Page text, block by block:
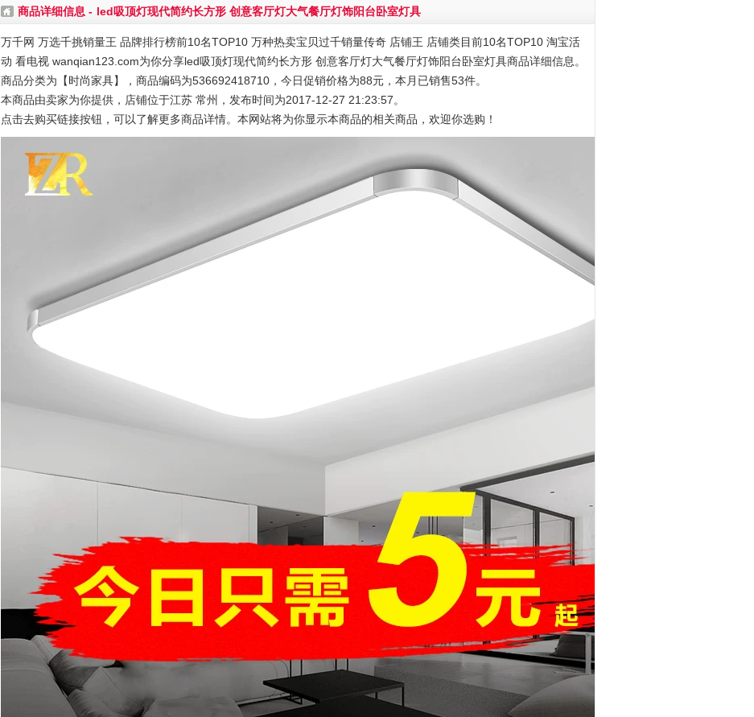
商品详细信息 - led吸顶灯现代简约长方形 创意客厅灯大气餐厅灯饰阳台卧室灯具
万千网 万选千挑销量王 品牌排行榜前10名TOP10 万种热卖宝贝过千销量传奇 店铺王 店铺类目前10名TOP10 淘宝活
动 看电视 wanqian123.com为你分享led吸顶灯现代简约长方形 创意客厅灯大气餐厅灯饰阳台卧室灯具商品详细信息。
商品分类为【时尚家具】，商品编码为536692418710，今日促销价格为88元，本月已销售53件。
本商品由卖家为你提供，店铺位于江苏 常州，发布时间为2017-12-27 21:23:57。
点击去购买链接按钮，可以了解更多商品详情。本网站将为你显示本商品的相关商品，欢迎你选购！